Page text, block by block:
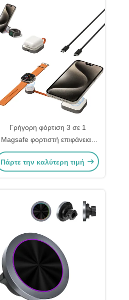
Γρήγορη φόρτιση 3 σε 1
Magsafe φορτιστή επιφάνειας
εργασίας Σταθερό με κάλυμμα
τηλεφώνου
Πάρτε την καλύτερη τιμή